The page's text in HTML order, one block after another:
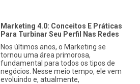
Marketing 4.0: Conceitos E Práticas
Para Turbinar Seu Perfil Nas Redes
Nos últimos anos, o Marketing se
tornou uma área primorosa,
fundamental para todos os tipos de
negócios. Nesse meio tempo, ele vem
evoluindo e, atualmente,